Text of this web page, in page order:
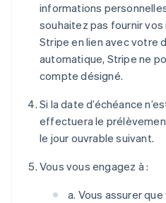
informations
souhaitez pas fournir
Stripe en lien avec votre
automatique, Stripe ne
compte désigné.
Si la date d’échéance
effectuera le
le jour ouvrable suivant.
Vous vous engagez à :
a. Vous assurer